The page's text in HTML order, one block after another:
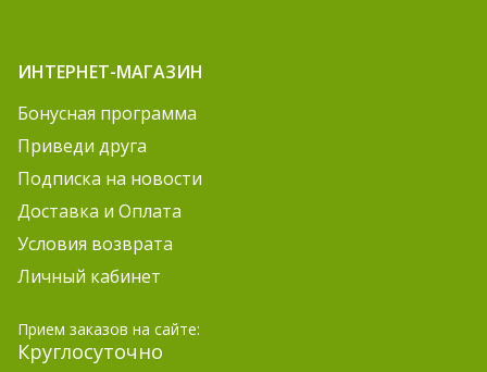
ИНТЕРНЕТ-МАГАЗИН
Бонусная программа
Приведи друга
Подписка на новости
Доставка и Оплата
Условия возврата
Личный кабинет
Прием заказов на сайте:
Круглосуточно